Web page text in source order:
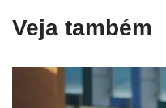
Veja também